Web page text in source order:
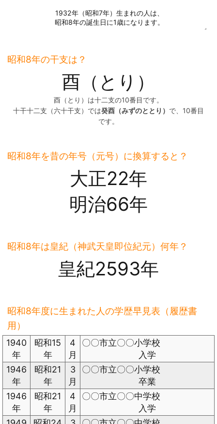
昭和8年の干支は？
酉（とり）
酉（とり）は十二支の10番目です。
十干十二支（六十干支）では癸酉（みずのととり） で、10番目
です。
昭和8年を昔の年号（元号）に換算すると？
大正22年
明治66年
昭和8年は皇紀（神武天皇即位紀元）何年？
皇紀2593年
昭和8年度に生まれた人の学歴早見表（履歴書
用）
1940
年
昭和15
年
4
月
〇〇市立〇〇小学校
入学
1946
年
昭和21
年
3
月
〇〇市立〇〇小学校
卒業
1946
年
昭和21
年
4
月
〇〇市立〇〇中学校
入学